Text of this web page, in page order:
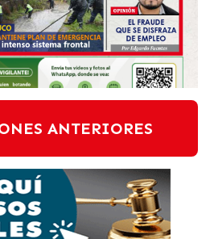
ANTERIORES